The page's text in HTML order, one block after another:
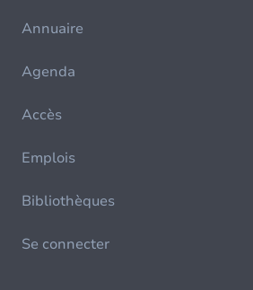
Annuaire
Agenda
Accès
Emplois
Bibliothèques
Se connecter